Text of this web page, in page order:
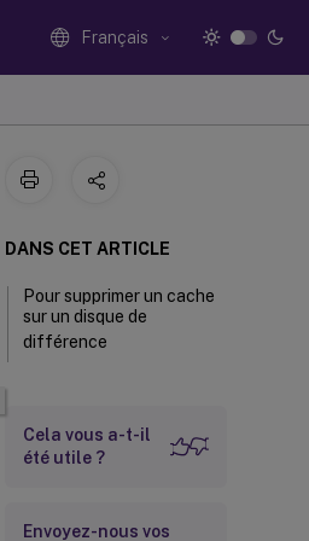
Français
DANS CET ARTICLE
Pour supprimer un cache
sur un disque de
différence
Cela vous a-t-il
été utile ?
Envoyez-nous vos